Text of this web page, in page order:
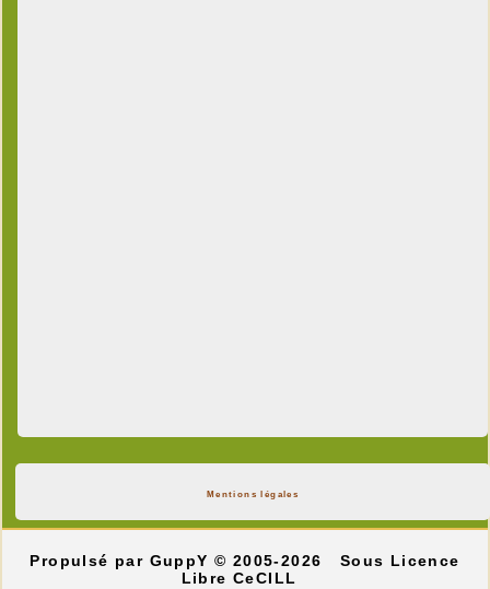
Mentions légales
Propulsé par GuppY© 2005-2026
Sous Licence
Libre CeCILL